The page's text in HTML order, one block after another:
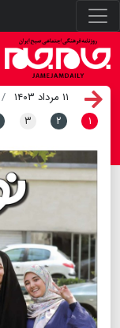
۱۱ مرداد ۱۴۰۳
۱
۲ ۳